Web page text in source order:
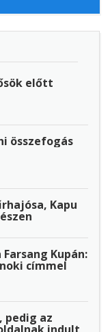
előtt
összefogás
Kapu
Kupán:
címmel
pedig az
indult